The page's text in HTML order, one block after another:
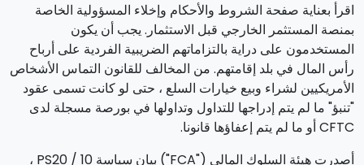
اقرأ بعناية صفحة الشروط والأحكام وإخلاء المسؤولية الخاصة
بمنصة المستثمر الخارجي قبل الاستثمار. يجب أن يكون
المستخدمون على دراية بالتزاماتهم الضريبية الفردية على أرباح
رأس المال في بلد إقامتهم. من المخالف للقانون التماس الأشخاص
الأمريكيين لشراء وبيع خيارات السلع ، حتى لو كانت تسمى عقود
"تنبؤ" ما لم يتم إدراجها للتداول وتداولها في بورصة مسجلة لدى
CFTC أو ما لم يتم إعفاؤها قانونا.
أصدرت هيئة السلوك المالي ("FCA") بيان سياسة PS20 / 10 ،